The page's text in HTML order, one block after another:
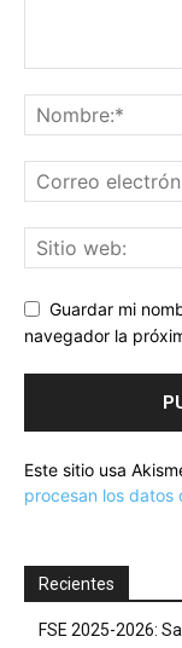
Guardar mi
navegador la
Este sitio usa
procesan los datos
Recientes
FSE 2025-2026: